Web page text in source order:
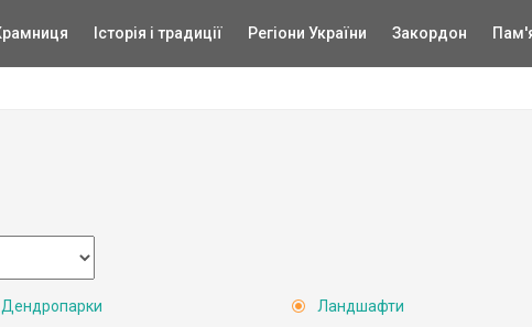
Історія і традиції Регіони України Закордон
Дендропарки
Ландшафти